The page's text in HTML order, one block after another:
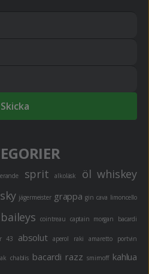
Skicka
sprit alkoläsk öl whiskey
jägermeister grappa gin cava limoncello
baileys cointreau captain morgan bacardi
43 absolut aperol raki amaretto portvin
chablis bacardi razz smirnoff kahlua